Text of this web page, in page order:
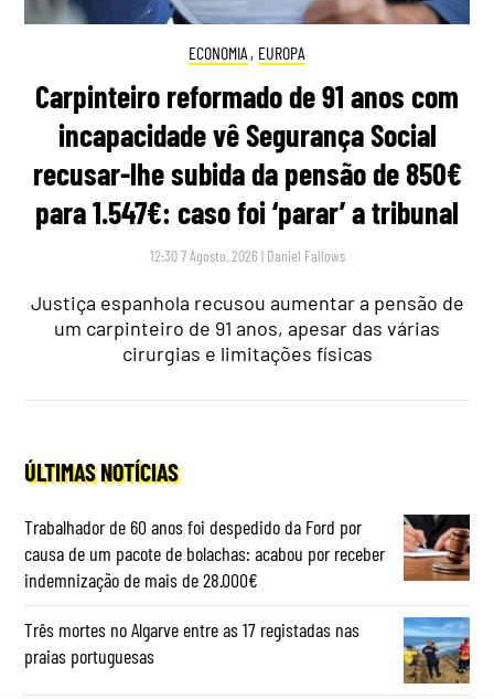
ECONOMIA , EUROPA
Carpinteiro reformado de 91 anos com
incapacidade vê Segurança Social
recusar-lhe subida da pensão de 850€
para 1.547€: caso foi ‘parar’ a tribunal
12:30 7 Agosto, 2026 | Daniel Fallows
Justiça espanhola recusou aumentar a pensão de
um carpinteiro de 91 anos, apesar das várias
cirurgias e limitações físicas
ÚLTIMAS NOTÍCIAS
Trabalhador de 60 anos foi despedido da Ford por
causa de um pacote de bolachas: acabou por receber
indemnização de mais de 28.000€
Três mortes no Algarve entre as 17 registadas nas
praias portuguesas